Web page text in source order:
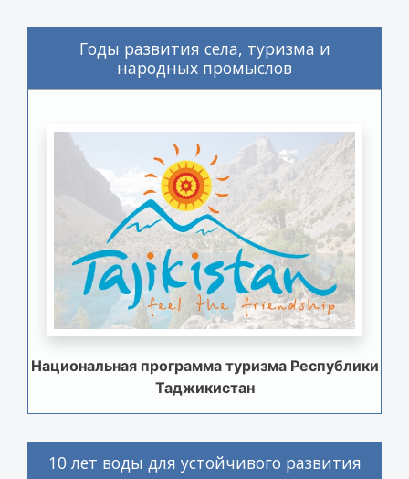
Годы развития села, туризма и
народных промыслов
Национальная программа туризма Республики
Таджикистан
10 лет воды для устойчивого развития